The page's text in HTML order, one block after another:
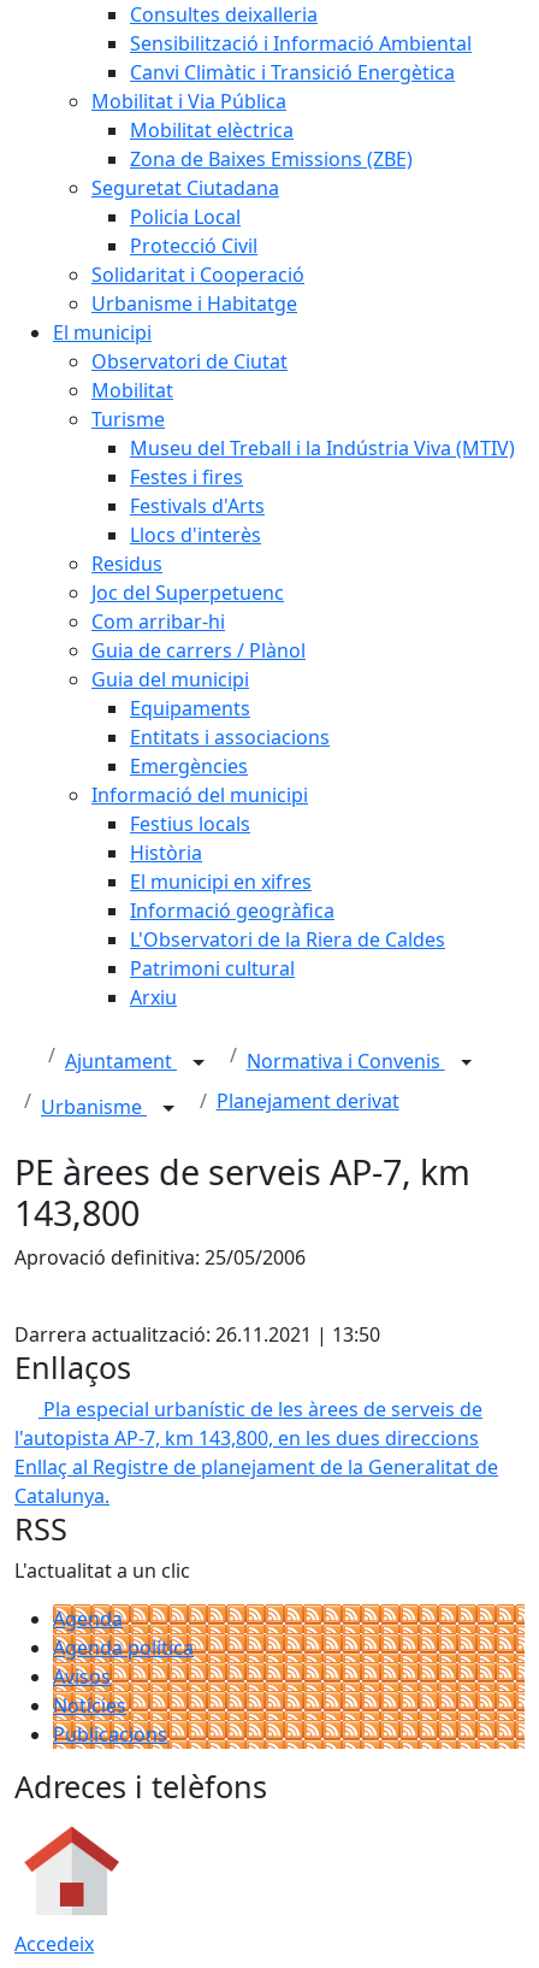
Consultes deixalleria
Sensibilització i Informació Ambiental
Canvi Climàtic i Transició Energètica
Mobilitat i Via Pública
Mobilitat elèctrica
Zona de Baixes Emissions (ZBE)
Seguretat Ciutadana
Policia Local
Protecció Civil
Solidaritat i Cooperació
Urbanisme i Habitatge
El municipi
Observatori de Ciutat
Mobilitat
Turisme
Museu del Treball i la Indústria Viva (MTIV)
Festes i fires
Festivals d'Arts
Llocs d'interès
Residus
Joc del Superpetuenc
Com arribar-hi
Guia de carrers / Plànol
Guia del municipi
Equipaments
Entitats i associacions
Emergències
Informació del municipi
Festius locals
Història
El municipi en xifres
Informació geogràfica
L'Observatori de la Riera de Caldes
Patrimoni cultural
Arxiu
Ajuntament
Normativa i Convenis
Urbanisme
Planejament derivat
PE àrees de serveis AP-7, km
143,800
Aprovació definitiva: 25/05/2006
Darrera actualització: 26.11.2021 | 13:50
Enllaços
Pla especial urbanístic de les àrees de serveis de
l'autopista AP-7, km 143,800, en les dues direccions
Enllaç al Registre de planejament de la Generalitat de
Catalunya.
RSS
L'actualitat a un clic
Agenda
Agenda política
Avisos
Notícies
Publicacions
Adreces i telèfons
Accedeix